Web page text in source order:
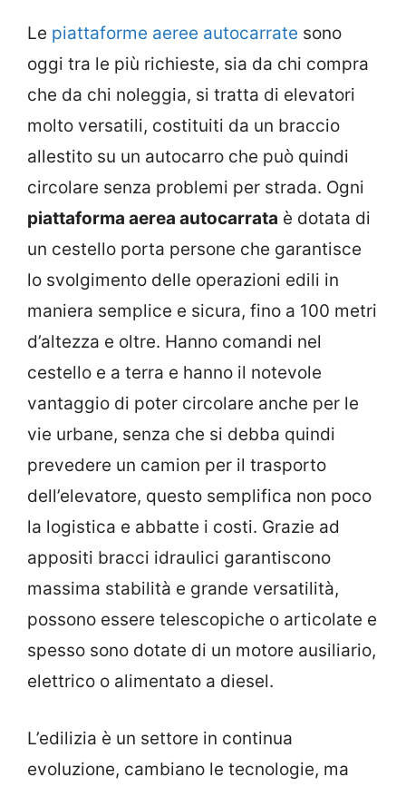
Le piattaforme aeree autocarrate sono
oggi tra le più richieste, sia da chi compra
che da chi noleggia, si tratta di elevatori
molto versatili, costituiti da un braccio
allestito su un autocarro che può quindi
circolare senza problemi per strada. Ogni
piattaforma aerea autocarrata è dotata di
un cestello porta persone che garantisce
lo svolgimento delle operazioni edili in
maniera semplice e sicura, fino a 100 metri
d’altezza e oltre. Hanno comandi nel
cestello e a terra e hanno il notevole
vantaggio di poter circolare anche per le
vie urbane, senza che si debba quindi
prevedere un camion per il trasporto
dell’elevatore, questo semplifica non poco
la logistica e abbatte i costi. Grazie ad
appositi bracci idraulici garantiscono
massima stabilità e grande versatilità,
possono essere telescopiche o articolate e
spesso sono dotate di un motore ausiliario,
elettrico o alimentato a diesel.
L’edilizia è un settore in continua
evoluzione, cambiano le tecnologie, ma